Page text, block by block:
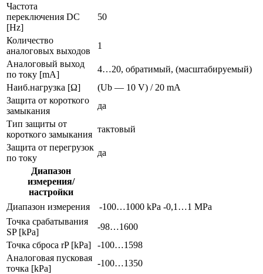
Частота
переключения DC
[Hz]
50
Количество
аналоговых выходов
1
Аналоговый выход
по току [mA]
4…20, обратимый, (масштабируемый)
Наиб.нагрузка [Ω]
(Ub — 10 V) / 20 mA
Защита от короткого
замыкания
да
Тип защиты от
короткого замыкания
тактовый
Защита от перегрузок
по току
да
Диапазон
измерения/
настройки
Диапазон измерения
-100…1000 kPa -0,1…1 MPa
Точка срабатывания
SP [kPa]
-98…1600
Точка сброса rP [kPa]
-100…1598
Aналоговая пусковая
точка [kPa]
-100…1350